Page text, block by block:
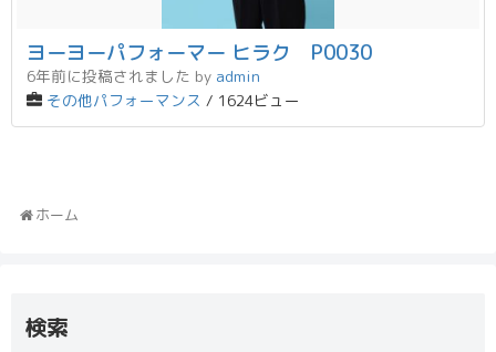
ヨーヨーパフォーマー ヒラク P0030
6年前に投稿されました by admin
その他パフォーマンス / 1624ビュー
ホーム
検索